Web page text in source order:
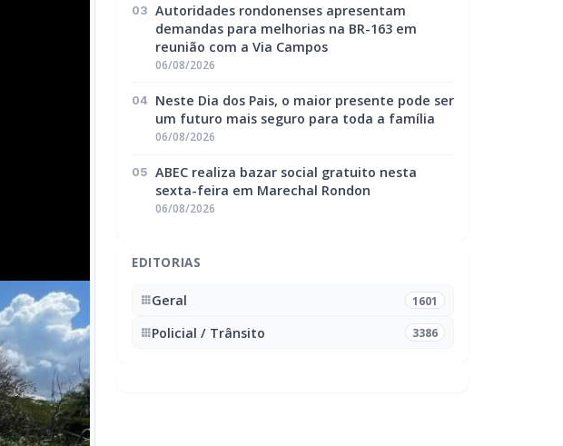
03 Autoridades rondonenses apresentam
demandas para melhorias na BR-163 em
reunião com a Via Campos
06/08/2026
04
Neste Dia dos Pais, o maior presente pode ser
um futuro mais seguro para toda a família
06/08/2026
05 ABEC realiza bazar social gratuito nesta
sexta-feira em Marechal Rondon
06/08/2026
EDITORIAS
Geral 1601
Policial / Trânsito 3386